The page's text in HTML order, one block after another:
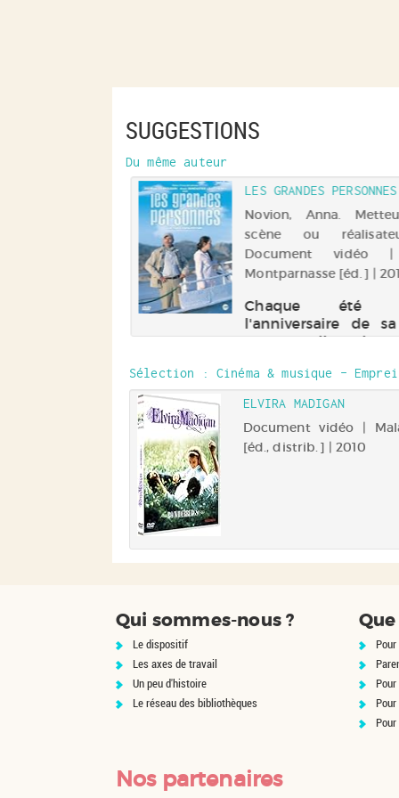
SUGGESTIONS
Du même auteur
LES GRANDES PERSONNES
Novion, Anna.
scène ou
Document vidéo
Montparnasse [éd.] |
Chaque été
l'anniversaire de
Jeanne, Albert
d'Europe. Pour
sept ans, il
petite île
convaincu d'y
trésor perdu d'un
Sélection : Cinéma & musique -
ELVIRA MADIGAN
Document vidéo |
[éd., distrib.] | 2010
produit et
l'album entre
Qui sommes-nous ?
Le dispositif
Les axes de travail
Un peu d'histoire
Le réseau des bibliothèques
Nos partenaires